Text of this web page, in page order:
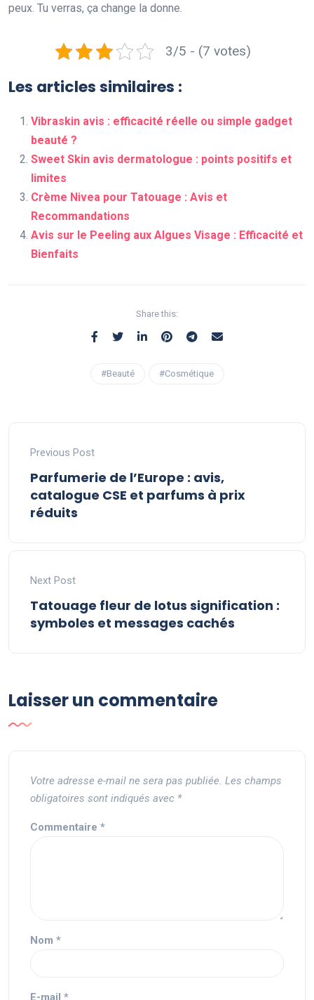
peux. Tu verras, ça change la donne.
3/5 - (7 votes)
Les articles similaires :
Vibraskin avis : efficacité réelle ou simple gadget
beauté ?
Sweet Skin avis dermatologue : points positifs et
limites
Crème Nivea pour Tatouage : Avis et
Recommandations
Avis sur le Peeling aux Algues Visage : Efficacité et
Bienfaits
Share this:
#Beauté #Cosmétique
Previous Post
Parfumerie de l’Europe : avis,
catalogue CSE et parfums à prix
réduits
Next Post
Tatouage fleur de lotus signification :
symboles et messages cachés
Laisser un commentaire
Votre adresse e-mail ne sera pas publiée. Les champs
obligatoires sont indiqués avec *
Commentaire *
Nom *
E-mail *